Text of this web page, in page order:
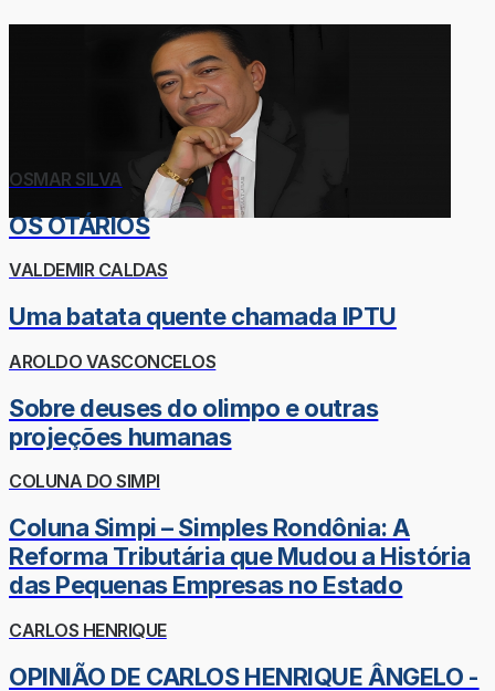
OSMAR SILVA
OS OTÁRIOS
VALDEMIR CALDAS
Uma batata quente chamada IPTU
AROLDO VASCONCELOS
Sobre deuses do olimpo e outras
projeções humanas
COLUNA DO SIMPI
Coluna Simpi – Simples Rondônia: A
Reforma Tributária que Mudou a História
das Pequenas Empresas no Estado
CARLOS HENRIQUE
OPINIÃO DE CARLOS HENRIQUE ÂNGELO -